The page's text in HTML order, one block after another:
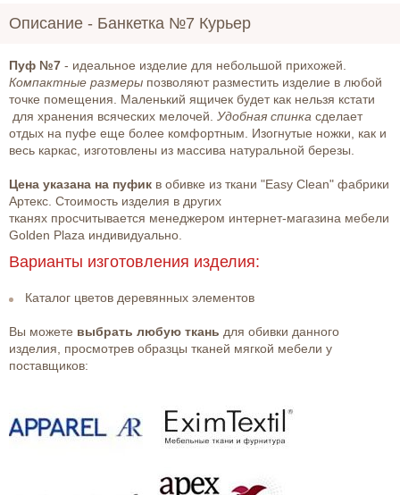
Описание - Банкетка №7 Курьер
Пуф №7 - идеальное изделие для небольшой прихожей.
Компактные размеры позволяют разместить изделие в любой
точке помещения. Маленький ящичек будет как нельзя кстати
для хранения всяческих мелочей. Удобная спинка сделает
отдых на пуфе еще более комфортным. Изогнутые ножки, как и
весь каркас, изготовлены из массива натуральной березы.
Цена указана на пуфик в обивке из ткани "Easy Clean" фабрики
Артекс. Стоимость изделия в других
тканях просчитывается менеджером интернет-магазина мебели
Golden Plaza индивидуально.
Варианты изготовления изделия:
Каталог цветов деревянных элементов
Вы можете выбрать любую ткань для обивки данного
изделия, просмотрев образцы тканей мягкой мебели у
поставщиков: